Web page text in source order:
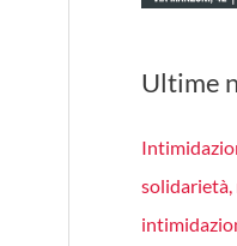
Ultime
solidarietà,